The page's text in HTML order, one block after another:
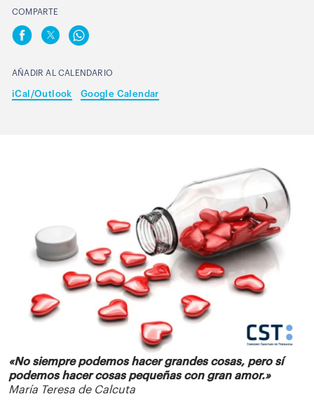
COMPARTE
AÑADIR AL CALENDARIO
iCal/Outlook Google Calendar
«No siempre podemos hacer grandes cosas, pero sí
podemos hacer cosas pequeñas con gran amor.»
María Teresa de Calcuta